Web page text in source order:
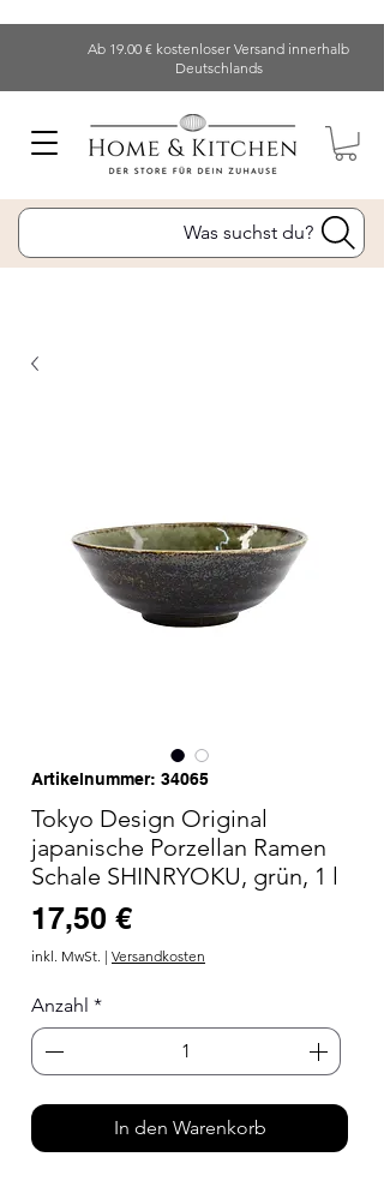
Ab 19.00 € kostenloser Versand innerhalb
Deutschlands
Was suchst du?
Artikelnummer: 34065
Tokyo Design Original
japanische Porzellan Ramen
Schale SHINRYOKU, grün, 1 l
17,50 €Preis
inkl. MwSt. | Versandkosten
Anzahl *
In den Warenkorb